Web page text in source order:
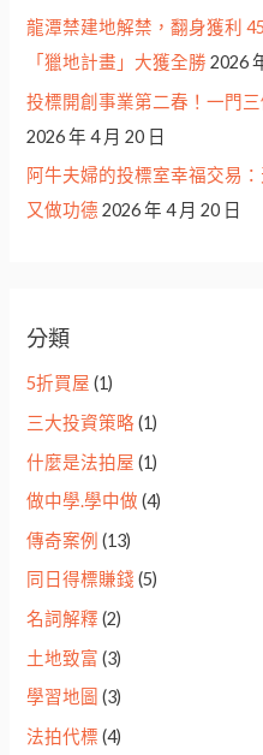
龍潭禁建地解禁，翻身獲利
「獵地計畫」大獲全勝 2026
投標開創事業第二春！一門
2026 年 4 月 20 日
阿牛夫婦的投標室幸福交易
又做功德 2026 年 4 月 20 日
分類
5折買屋 (1)
三大投資策略 (1)
什麼是法拍屋 (1)
做中學.學中做 (4)
傳奇案例 (13)
同日得標賺錢 (5)
名詞解釋 (2)
土地致富 (3)
學習地圖 (3)
法拍代標 (4)